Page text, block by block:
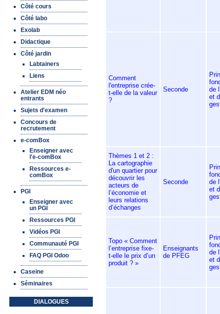
Côté cours
Côté labo
Exolab
Didactique
Côté jardin
Labtainers
Liens
Atelier EDM néo
entrants
Sujets d'examen
Concours de
recrutement
e-comBox
Enseigner avec
l'e-comBox
Ressources e-
comBox
PGI
Enseigner avec
un PGI
Ressources PGI
Vidéos PGI
Communauté PGI
FAQ PGI Odoo
Caseine
Séminaires
DIALOGUES
Comment
l'entreprise crée-
t-elle de la valeur
?
Seconde
de
et
Thèmes 1 et 2 :
La cartographie
d'un quartier pour
découvrir les
acteurs de
l’économie et
leurs relations
d’échanges
Seconde
de
et
Topo « Comment
l’entreprise fixe-
t-elle le prix d’un
produit ? »
Enseignants
de PFEG
de
et